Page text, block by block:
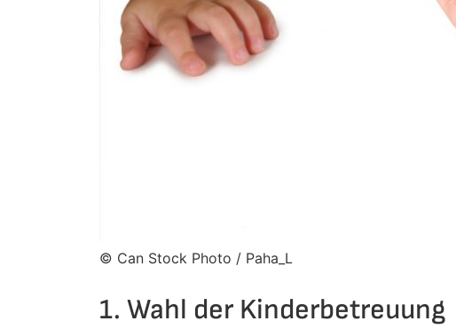
© Can Stock Photo / Paha_L
1. Wahl der Kinderbetreuung